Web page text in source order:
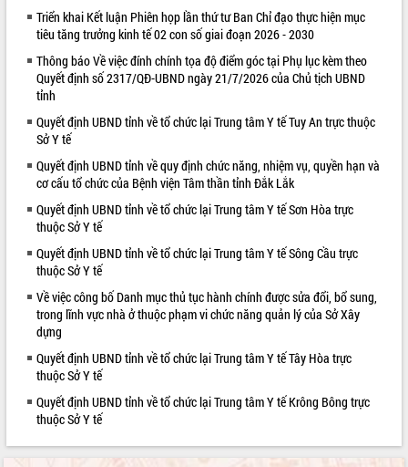
VIDEO
Hội nghị UBND tỉnh Đắk Lắk thường kỳ
tháng 7/2026
Lễ truy tặng danh hiệu “Bà Mẹ Việt
Nam Anh hùng” và trao Huân chương
Lao động
UBND tỉnh Đắk Lắk triển khai nhiệm
vụ 6 tháng cuối năm 2026
Kỳ họp thứ Hai, Hội đồng nhân dân
tỉnh khóa XI quyết nghị nhiều nội dung
quan trọng
ALBUM ẢNH
Triển khai Kết luận Phiên họp lần thứ tư Ban Chỉ đạo thực hiện mục
tiêu tăng trưởng kinh tế 02 con số giai đoạn 2026 - 2030
Thông báo Về việc đính chính tọa độ điểm góc tại Phụ lục kèm theo
Quyết định số 2317/QĐ-UBND ngày 21/7/2026 của Chủ tịch UBND
tỉnh
Quyết định UBND tỉnh về tổ chức lại Trung tâm Y tế Tuy An trực thuộc
Sở Y tế
Quyết định UBND tỉnh về quy định chức năng, nhiệm vụ, quyền hạn và
cơ cấu tổ chức của Bệnh viện Tâm thần tỉnh Đắk Lắk
Quyết định UBND tỉnh về tổ chức lại Trung tâm Y tế Sơn Hòa trực
thuộc Sở Y tế
Quyết định UBND tỉnh về tổ chức lại Trung tâm Y tế Sông Cầu trực
thuộc Sở Y tế
Về việc công bố Danh mục thủ tục hành chính được sửa đổi, bổ sung,
trong lĩnh vực nhà ở thuộc phạm vi chức năng quản lý của Sở Xây
dựng
Quyết định UBND tỉnh về tổ chức lại Trung tâm Y tế Tây Hòa trực
thuộc Sở Y tế
Quyết định UBND tỉnh về tổ chức lại Trung tâm Y tế Krông Bông trực
thuộc Sở Y tế